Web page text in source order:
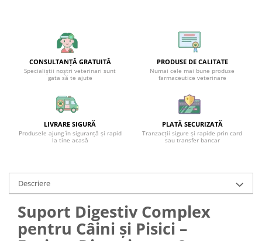
CONSULTANȚĂ GRATUITĂ
Specialiștii noștri veterinari sunt
gata să te ajute
PRODUSE DE CALITATE
Numai cele mai bune produse
farmaceutice veterinare
LIVRARE SIGURĂ
Produsele ajung în siguranță și rapid
la tine acasă
PLATĂ SECURIZATĂ
Tranzacții sigure și rapide prin card
sau transfer bancar
Descriere
Suport Digestiv Complex
pentru Câini și Pisici –